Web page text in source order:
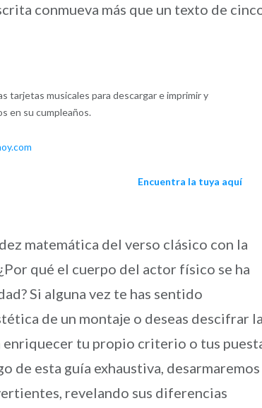
conmueva más que un texto de
tarjetas musicales para descargar e imprimir y
en su cumpleaños.
Encuentra la tuya aquí
matemática del verso clásico con la
qué el cuerpo del actor físico se ha
Si alguna vez te has sentido
de un montaje o deseas descifrar
enriquecer tu propio criterio o tus
de esta guía exhaustiva, desarmaremos
revelando sus diferencias